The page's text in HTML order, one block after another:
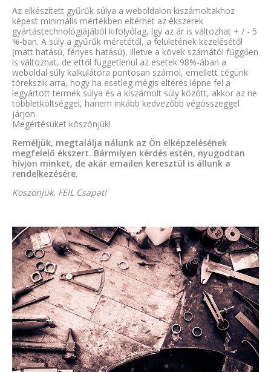
Az elkészített gyűrűk súlya a weboldalon kiszámoltakhoz
képest minimális mértékben eltérhet az ékszerek
gyártástechnológiájából kifolyólag, így az ár is változhat + / - 5
%-ban. A súly a gyűrűk méretétől, a felületének kezelésétől
(matt hatású, fényes hatású), illetve a kövek számától függően
is változhat, de ettől függetlenül az esetek 98%-ában a
weboldal súly kalkulátora pontosan számol, emellett cégünk
törekszik arra, hogy ha esetleg mégis eltérés lépne fel a
legyártott termék súlya és a kiszámolt súly között, akkor az ne
többletköltséggel, hanem inkább kedvezőbb végösszeggel
járjon.
Megértésüket köszönjük!
Reméljük, megtalálja nálunk az Ön elképzelésének
megfelelő ékszert. Bármilyen kérdés estén, nyugodtan
hívjon minket, de akár emailen keresztül is állunk a
rendelkezésére.
Köszönjük, FEIL Csapat!